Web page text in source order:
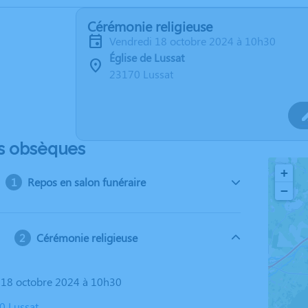
Cérémonie religieuse
vendredi 18 octobre 2024 à 10h30
Église de Lussat
23170 Lussat
obsèques
Repos en salon funéraire
Cérémonie religieuse
18 octobre 2024 à 10h30
+
−